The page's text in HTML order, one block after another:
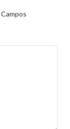
Campos